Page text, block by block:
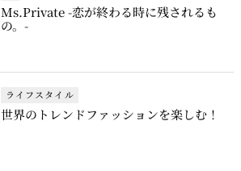
Ms.Private -恋が終わる時に残されるも
の。-
ライフスタイル
世界のトレンドファッションを楽しむ！